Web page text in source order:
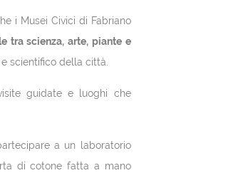
i Musei Civici di Fabriano
tra scienza, arte, piante e
scientifico della città.
guidate e luoghi che
a un laboratorio
di cotone fatta a mano